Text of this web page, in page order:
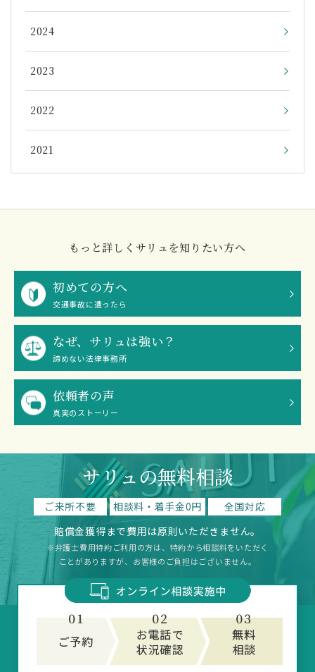
2024
2023
2022
2021
もっと詳しくサリュを知りたい方へ
初めての方へ
交通事故に遭ったら
なぜ、サリュは強い？
諦めない法律事務所
依頼者の声
真実のストーリー
サリュの無料相談
ご来所不要 相談料・着手金0円
全国対応
賠償金獲得まで費用は原則いただきません。
※弁護士費用特約ご利用の方は、特約から相談料をいただく
ことがありますが、お客様のご負担はございません。